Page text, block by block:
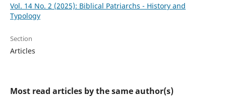
Vol. 14 No. 2 (2025): Biblical Patriarchs - History and
Typology
Section
Articles
Most read articles by the same author(s)